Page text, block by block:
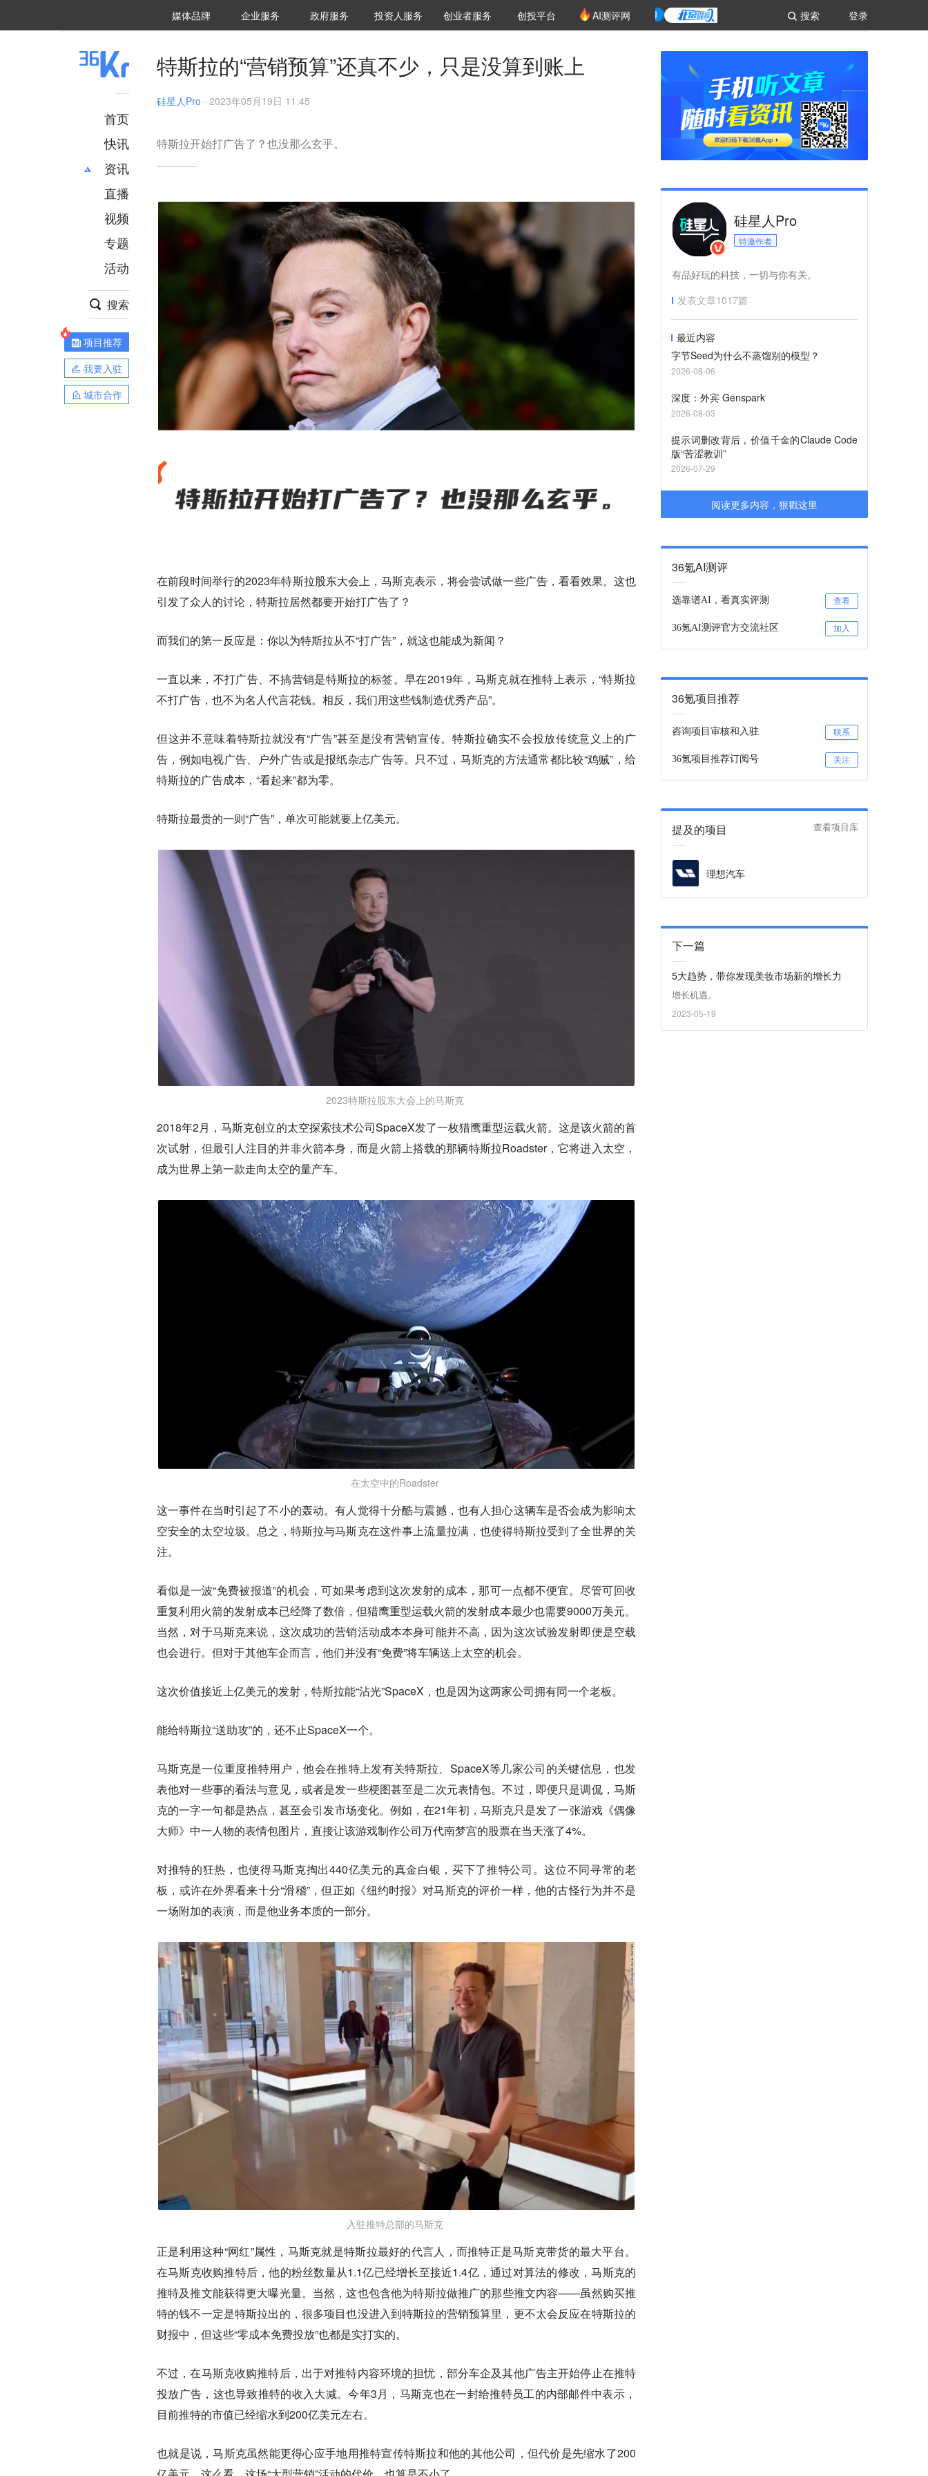
登录
搜索
媒体品牌 36Kr研究院
企业服务 城市之窗
政府服务 VClub投资机构库
投资机构职位推介
投资人服务 创投氪堂
创业者服务 创投平台 AI测评网
首页
快讯
资讯
推荐
财经
项目推荐
安徽
直播
视频
专题
活动
搜索
项目推荐
我要入驻
城市合作
特斯拉的“营销预算”还真不少，只是没算到账上
硅星人Pro · 2023年05月19日 11:45
特斯拉开始打广告了？也没那么玄乎。
在前段时间举行的2023年特斯拉股东大会上，马斯克表示，将会尝试做一些广告，看看效果。这也
引发了众人的讨论，特斯拉居然都要开始打广告了？
而我们的第一反应是：你以为特斯拉从不“打广告”，就这也能成为新闻？
一直以来，不打广告、不搞营销是特斯拉的标签。早在2019年，马斯克就在推特上表示，“特斯拉
不打广告，也不为名人代言花钱。相反，我们用这些钱制造优秀产品”。
但这并不意味着特斯拉就没有“广告”甚至是没有营销宣传。特斯拉确实不会投放传统意义上的广
告，例如电视广告、户外广告或是报纸杂志广告等。只不过，马斯克的方法通常都比较“鸡贼”，给
特斯拉的广告成本，“看起来”都为零。
特斯拉最贵的一则“广告”，单次可能就要上亿美元。
2023特斯拉股东大会上的马斯克
2018年2月，马斯克创立的太空探索技术公司SpaceX发了一枚猎鹰重型运载火箭。这是该火箭的首
次试射，但最引人注目的并非火箭本身，而是火箭上搭载的那辆特斯拉Roadster，它将进入太空，
成为世界上第一款走向太空的量产车。
在太空中的Roadster
这一事件在当时引起了不小的轰动。有人觉得十分酷与震撼，也有人担心这辆车是否会成为影响太
空安全的太空垃圾。总之，特斯拉与马斯克在这件事上流量拉满，也使得特斯拉受到了全世界的关
注。
看似是一波“免费被报道”的机会，可如果考虑到这次发射的成本，那可一点都不便宜。尽管可回收
重复利用火箭的发射成本已经降了数倍，但猎鹰重型运载火箭的发射成本最少也需要9000万美元。
当然，对于马斯克来说，这次成功的营销活动成本本身可能并不高，因为这次试验发射即便是空载
也会进行。但对于其他车企而言，他们并没有“免费”将车辆送上太空的机会。
这次价值接近上亿美元的发射，特斯拉能“沾光”SpaceX，也是因为这两家公司拥有同一个老板。
能给特斯拉“送助攻”的，还不止SpaceX一个。
马斯克是一位重度推特用户，他会在推特上发有关特斯拉、SpaceX等几家公司的关键信息，也发
表他对一些事的看法与意见，或者是发一些梗图甚至是二次元表情包。不过，即便只是调侃，马斯
克的一字一句都是热点，甚至会引发市场变化。例如，在21年初，马斯克只是发了一张游戏《偶像
大师》中一人物的表情包图片，直接让该游戏制作公司万代南梦宫的股票在当天涨了4%。
对推特的狂热，也使得马斯克掏出440亿美元的真金白银，买下了推特公司。这位不同寻常的老
板，或许在外界看来十分“滑稽”，但正如《纽约时报》对马斯克的评价一样，他的古怪行为并不是
一场附加的表演，而是他业务本质的一部分。
入驻推特总部的马斯克
正是利用这种“网红”属性，马斯克就是特斯拉最好的代言人，而推特正是马斯克带货的最大平台。
在马斯克收购推特后，他的粉丝数量从1.1亿已经增长至接近1.4亿，通过对算法的修改，马斯克的
推特及推文能获得更大曝光量。当然，这也包含他为特斯拉做推广的那些推文内容——虽然购买推
特的钱不一定是特斯拉出的，很多项目也没进入到特斯拉的营销预算里，更不太会反应在特斯拉的
财报中，但这些“零成本免费投放”也都是实打实的。
不过，在马斯克收购推特后，出于对推特内容环境的担忧，部分车企及其他广告主开始停止在推特
投放广告，这也导致推特的收入大减。今年3月，马斯克也在一封给推特员工的内部邮件中表示，
目前推特的市值已经缩水到200亿美元左右。
也就是说，马斯克虽然能更得心应手地用推特宣传特斯拉和他的其他公司，但代价是先缩水了200
硅星人Pro
特邀作者
有品好玩的科技，一切与你有关。
发表文章1017篇
最近内容
字节Seed为什么不蒸馏别的模型？
2026-08-06
深度：外宾 Genspark
2026-08-03
提示词删改背后，价值千金的Claude Code
版“苦涩教训”
2026-07-29
阅读更多内容，狠戳这里
36氪AI测评
选靠谱AI，看真实评测 查看
36氪AI测评官方交流社区 加入
36氪项目推荐
咨询项目审核和入驻 联系
36氪项目推荐订阅号 关注
提及的项目 查看项目库
理想汽车
下一篇
5大趋势，带你发现美妆市场新的增长力
增长机遇。
2023-05-19